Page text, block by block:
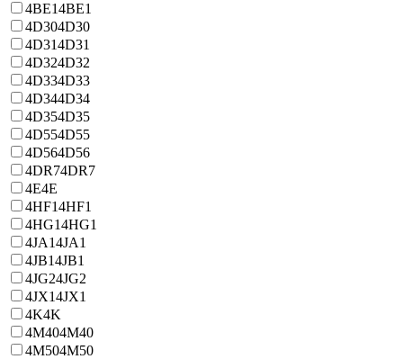
4BE14BE1
4D304D30
4D314D31
4D324D32
4D334D33
4D344D34
4D354D35
4D554D55
4D564D56
4DR74DR7
4E4E
4HF14HF1
4HG14HG1
4JA14JA1
4JB14JB1
4JG24JG2
4JX14JX1
4K4K
4M404M40
4M504M50